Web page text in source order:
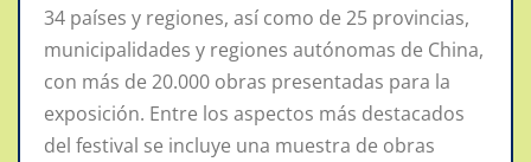
34 países y regiones, así como de 25 provincias,
municipalidades y regiones autónomas de China,
con más de 20.000 obras presentadas para la
exposición. Entre los aspectos más destacados
del festival se incluye una muestra de obras